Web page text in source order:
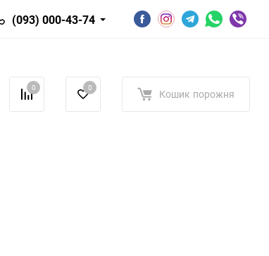
(093) 000-43-74
0 0 Кошик порожня